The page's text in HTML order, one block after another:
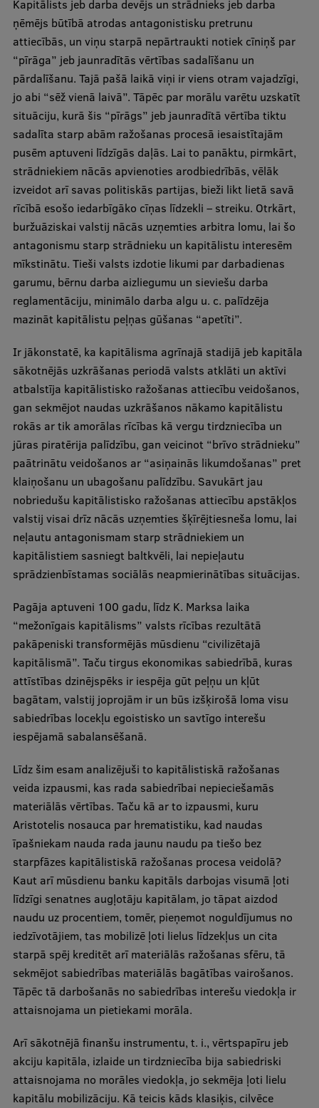
Kapitālists jeb darba devējs un strādnieks jeb darba
ņēmējs būtībā atrodas antagonistisku pretrunu
attiecībās, un viņu starpā nepārtraukti notiek cīniņš par
“pīrāga” jeb jaunradītās vērtības sadalīšanu un
pārdalīšanu. Tajā pašā laikā viņi ir viens otram vajadzīgi,
jo abi “sēž vienā laivā”. Tāpēc par morālu varētu uzskatīt
situāciju, kurā šis “pīrāgs” jeb jaunradītā vērtība tiktu
sadalīta starp abām ražošanas procesā iesaistītajām
pusēm aptuveni līdzīgās daļās. Lai to panāktu, pirmkārt,
strādniekiem nācās apvienoties arodbiedrībās, vēlāk
izveidot arī savas politiskās partijas, bieži likt lietā savā
rīcībā esošo iedarbīgāko cīņas līdzekli – streiku. Otrkārt,
buržuāziskai valstij nācās uzņemties arbitra lomu, lai šo
antagonismu starp strādnieku un kapitālistu interesēm
mīkstinātu. Tieši valsts izdotie likumi par darbadienas
garumu, bērnu darba aizliegumu un sieviešu darba
reglamentāciju, minimālo darba algu u. c. palīdzēja
mazināt kapitālistu peļņas gūšanas “apetīti”.
Ir jākonstatē, ka kapitālisma agrīnajā stadijā jeb kapitāla
sākotnējās uzkrāšanas periodā valsts atklāti un aktīvi
atbalstīja kapitālistisko ražošanas attiecību veidošanos,
gan sekmējot naudas uzkrāšanos nākamo kapitālistu
rokās ar tik amorālas rīcības kā vergu tirdzniecība un
jūras piratērija palīdzību, gan veicinot “brīvo strādnieku”
paātrinātu veidošanos ar “asiņainās likumdošanas” pret
klaiņošanu un ubagošanu palīdzību. Savukārt jau
nobriedušu kapitālistisko ražošanas attiecību apstākļos
valstij visai drīz nācās uzņemties šķīrējtiesneša lomu, lai
neļautu antagonismam starp strādniekiem un
kapitālistiem sasniegt baltkvēli, lai nepieļautu
sprādzienbīstamas sociālās neapmierinātības situācijas.
Pagāja aptuveni 100 gadu, līdz K. Marksa laika
“mežonīgais kapitālisms” valsts rīcības rezultātā
pakāpeniski transformējās mūsdienu “civilizētajā
kapitālismā”. Taču tirgus ekonomikas sabiedrībā, kuras
attīstības dzinējspēks ir iespēja gūt peļņu un kļūt
bagātam, valstij joprojām ir un būs izšķirošā loma visu
sabiedrības locekļu egoistisko un savtīgo interešu
iespējamā sabalansēšanā.
Līdz šim esam analizējuši to kapitālistiskā ražošanas
veida izpausmi, kas rada sabiedrībai nepieciešamās
materiālās vērtības. Taču kā ar to izpausmi, kuru
Aristotelis nosauca par hrematistiku, kad naudas
īpašniekam nauda rada jaunu naudu pa tiešo bez
starpfāzes kapitālistiskā ražošanas procesa veidolā?
Kaut arī mūsdienu banku kapitāls darbojas visumā ļoti
līdzīgi senatnes augļotāju kapitālam, jo tāpat aizdod
naudu uz procentiem, tomēr, pieņemot noguldījumus no
iedzīvotājiem, tas mobilizē ļoti lielus līdzekļus un cita
starpā spēj kreditēt arī materiālās ražošanas sfēru, tā
sekmējot sabiedrības materiālās bagātības vairošanos.
Tāpēc tā darbošanās no sabiedrības interešu viedokļa ir
attaisnojama un pietiekami morāla.
Arī sākotnējā finanšu instrumentu, t. i., vērtspapīru jeb
akciju kapitāla, izlaide un tirdzniecība bija sabiedriski
attaisnojama no morāles viedokļa, jo sekmēja ļoti lielu
kapitālu mobilizāciju. Kā teicis kāds klasiķis, cilvēce